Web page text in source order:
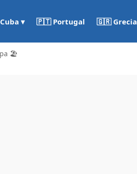
▾ 🇵🇹 Portugal 🇬🇷 Grecia
🏖️